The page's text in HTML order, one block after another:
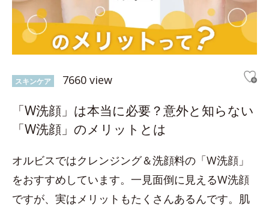
スキンケア 7660 view
「W洗顔」は本当に必要？意外と知らない
「W洗顔」のメリットとは
オルビスではクレンジング＆洗顔料の「W洗顔」
をおすすめしています。一見面倒に見えるW洗顔
ですが、実はメリットもたくさんあるんです。肌